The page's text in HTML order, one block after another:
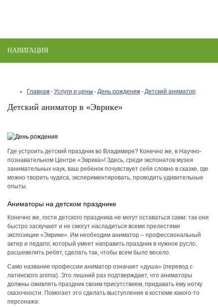
НАВИГАЦИЯ
Главная Услуги и цены День рождения Детский аниматор
​​Детский​ аниматор​ в «Эврике»
Где устроить детский​ праздник во Владимире​? Конечно же, в Научно-
познавательном Центре​ «​Эврика​»! Здесь, среди экспонатов музея
занимательных наук, ваш ребенок почувствует себя словно в сказке, где
можно творить чудеса, экспериментировать, проводить удивительные
опыты.
Аниматоры на детском празднике​
Конечно же, гости детского праздника не могут оставаться сами: так они
быстро заскучают и не смогут насладиться всеми прелестями
экспозиции «Эврики». Им необходим аниматор​ – профессиональный
актер и педагог, который умеет направить праздник в нужное русло,
расшевелить ребят, сделать так, чтобы всем было весело.
Само название профессии аниматор​ означает «душа» (перевод с
латинского anima). Это лишний раз подтверждает, что аниматоры
должны оживлять праздник своим присутствием, придавать ему нотку
сказочности. Помогает это сделать выступление​ в костюме какого-то
персонажа: